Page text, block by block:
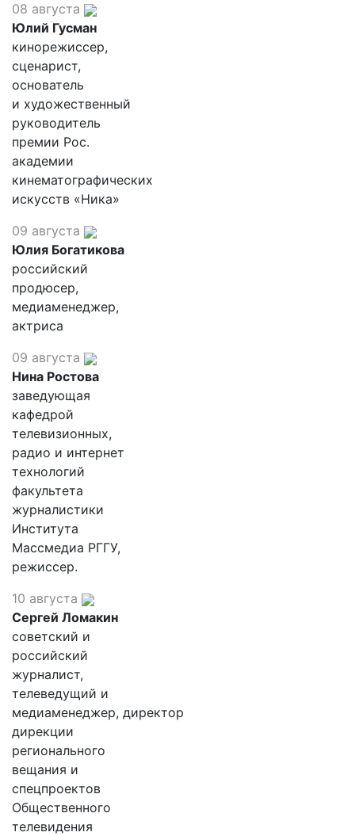
08 августа
Юлий Гусман
кинорежиссер,
сценарист,
основатель
и художественный
руководитель
премии Рос.
академии
кинематографических
искусств «Ника»
09 августа
Юлия Богатикова
российский
продюсер,
медиаменеджер,
актриса
09 августа
Нина Ростова
заведующая
кафедрой
телевизионных,
радио и интернет
технологий
факультета
журналистики
Института
Массмедиа РГГУ,
режиссер.
10 августа
Сергей Ломакин
советский и
российский
журналист,
телеведущий и
медиаменеджер, директор
дирекции
регионального
вещания и
спецпроектов
Общественного
телевидения